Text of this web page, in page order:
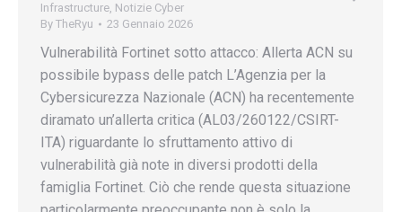
Infrastructure, Notizie Cyber
By TheRyu 23 Gennaio 2026
Vulnerabilità Fortinet sotto attacco: Allerta ACN su
possibile bypass delle patch L’Agenzia per la
Cybersicurezza Nazionale (ACN) ha recentemente
diramato un’allerta critica (AL03/260122/CSIRT-
ITA) riguardante lo sfruttamento attivo di
vulnerabilità già note in diversi prodotti della
famiglia Fortinet. Ciò che rende questa situazione